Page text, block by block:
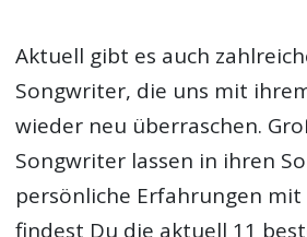
Aktuell gibt es auch
Songwriter, die uns mit
wieder neu überraschen.
Songwriter lassen in ihren
persönliche Erfahrungen
findest Du die aktuell 11